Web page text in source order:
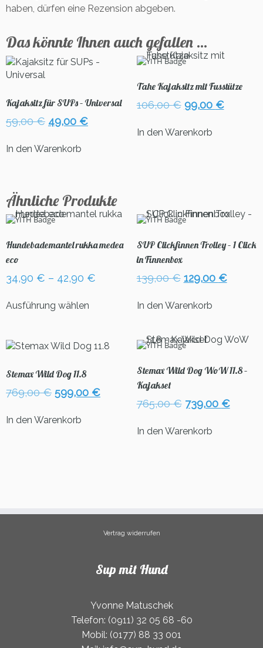
haben, dürfen eine Rezension abgeben.
Das könnte Ihnen auch gefallen …
Kajaksitz für SUPs – Universal
59,00€ Ursprünglicher
war:
49,00 €Aktueller
In den Warenkorb
Tahe Kajaksitz mit Fusstütze
106,00€ Ursprünglicher
war:
99,00 €
In den Warenkorb
Ähnliche Produkte
Hundebademantel rukka medea
eco
34,90 € – 42,90 €
Ausführung wählen
Varianten
Optionen
können
Produktseite
SUP Clickfinnen Trolley – 1 Click
in Finnenbox
139,00€ Ursprünglicher
war:
129,00 €
In den Warenkorb
Stemax Wild Dog 11.8
769,00€ Ursprünglicher
war:
599,00 €Aktueller
599,00 €.
In den Warenkorb
Stemax Wild Dog WoW 11.8 –
Kajakset
765,00€ Ursprünglicher
war:
739,00 €
In den Warenkorb
Vertrag widerrufen
Sup mit Hund
Yvonne Matuschek
Telefon: (0911) 32 05 68 -60
Mobil: (0177) 88 33 001